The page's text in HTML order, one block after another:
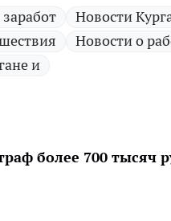
Новости
Новости о
и
более 700 тысяч